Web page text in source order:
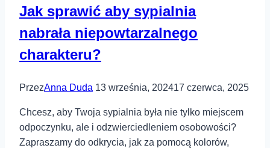
Jak sprawić aby sypialnia
nabrała niepowtarzalnego
charakteru?
PrzezAnna Duda 13 września, 202417 czerwca, 2025
Chcesz, aby Twoja sypialnia była nie tylko miejscem
odpoczynku, ale i odzwierciedleniem osobowości?
Zapraszamy do odkrycia, jak za pomocą kolorów,